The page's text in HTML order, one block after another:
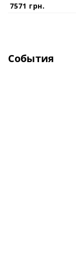
7571 грн.
События